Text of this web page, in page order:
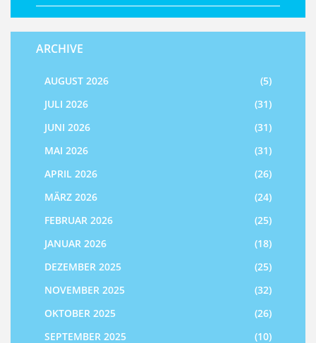
ARCHIVE
AUGUST 2026
(5)
JULI 2026
(31)
JUNI 2026
(31)
MAI 2026
(31)
APRIL 2026
(26)
MÄRZ 2026
(24)
FEBRUAR 2026
(25)
JANUAR 2026
(18)
DEZEMBER 2025
(25)
NOVEMBER 2025
(32)
OKTOBER 2025
(26)
SEPTEMBER 2025
(10)